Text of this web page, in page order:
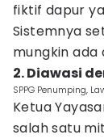
fiktif dapur
Sistemnya
mungkin ada
2. Diawasi
SPPG Penumping,
Ketua
salah satu